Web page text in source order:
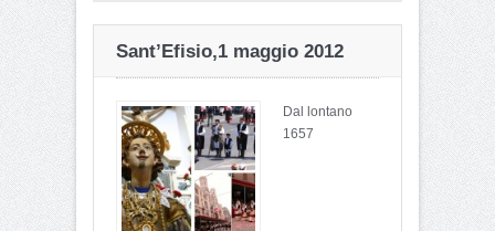
Sant’Efisio,1 maggio 2012
Dal lontano
1657